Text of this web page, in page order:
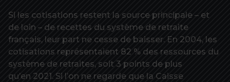
Si les cotisations restent la source principale – et
de loin – de recettes du système de retraite
français, leur part ne cesse de baisser. En 2004, les
cotisations représentaient 82 % des ressources du
système de retraites, soit 3 points de plus
qu’en 2021. Si l’on ne regarde que la Caisse